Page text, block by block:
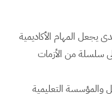
يجعل المهام الأكاديمية
سلسلة من الأزمات
والمؤسسة التعليمية